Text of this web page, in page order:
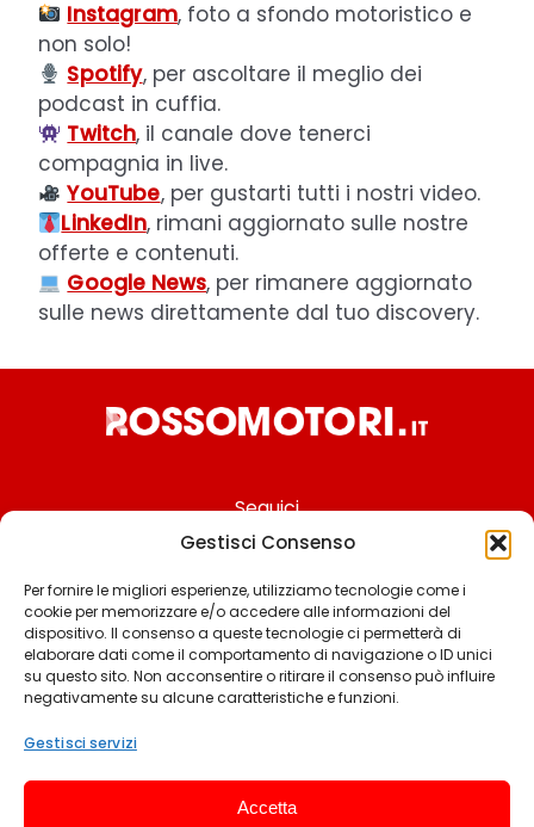
Gestisci Consenso
Per fornire le migliori esperienze, utilizziamo tecnologie come i
cookie per memorizzare e/o accedere alle informazioni del
dispositivo. Il consenso a queste tecnologie ci permetterà di
elaborare dati come il comportamento di navigazione o ID unici
su questo sito. Non acconsentire o ritirare il consenso può influire
negativamente su alcune caratteristiche e funzioni.
Gestisci servizi
Accetta
Instagram, foto a sfondo motoristico e
non solo!
Spotify, per ascoltare il meglio dei
podcast in cuffia.
Twitch, il canale dove tenerci
compagnia in live.
YouTube, per gustarti tutti i nostri video.
LinkedIn, rimani aggiornato sulle nostre
offerte e contenuti.
Google News, per rimanere aggiornato
sulle news direttamente dal tuo discovery.
Seguici
Chi siamo
Contattaci
Termini & Condizioni
Privacy policy